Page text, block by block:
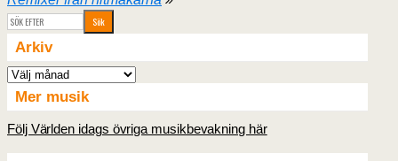
Arkiv
Arkiv
Mer musik
Följ Världen idags övriga musikbevakning här